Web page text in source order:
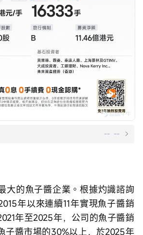
-- --
大的魚子醬企業。根據灼識諮詢
年以來連續11年實現魚子醬銷
年至2025年，公司的魚子醬銷
子醬市場的30%以上，於2025年